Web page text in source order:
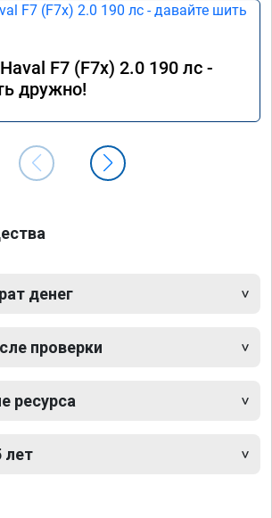
F7 (F7x) 2.0 190 лс -
дружно!
денег
проверки
ресурса
лет